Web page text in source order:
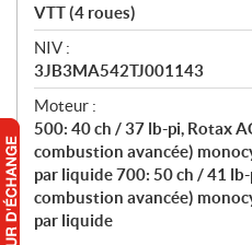
VTT (4 roues)
NIV :
3JB3MA542TJ001143
Moteur :
500: 40 ch / 37 lb-pi, Rotax
combustion avancée)
par liquide 700: 50 ch / 41
combustion avancée)
par liquide